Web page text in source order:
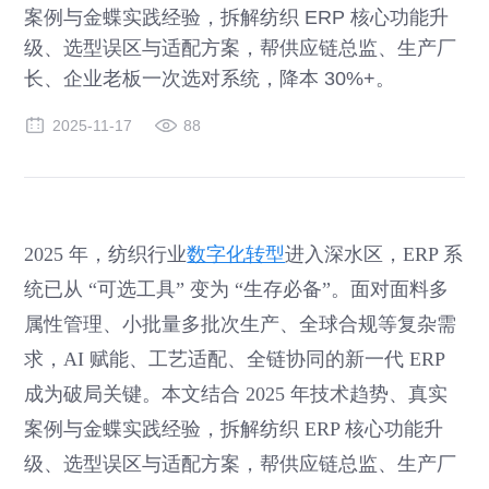
案例与金蝶实践经验，拆解纺织 ERP 核心功能升
级、选型误区与适配方案，帮供应链总监、生产厂
长、企业老板一次选对系统，降本 30%+。
2025-11-17 88
2025 年，纺织行业数字化转型进入深水区，ERP 系
统已从 “可选工具” 变为 “生存必备”。面对面料多
属性管理、小批量多批次生产、全球合规等复杂需
求，AI 赋能、工艺适配、全链协同的新一代 ERP
成为破局关键。本文结合 2025 年技术趋势、真实
案例与金蝶实践经验，拆解纺织 ERP 核心功能升
级、选型误区与适配方案，帮供应链总监、生产厂